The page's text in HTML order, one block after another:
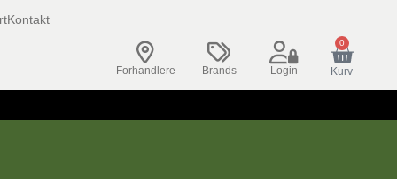
Kontakt
Forhandlere Brands Login
0
Kurv